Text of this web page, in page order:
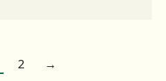
2 →